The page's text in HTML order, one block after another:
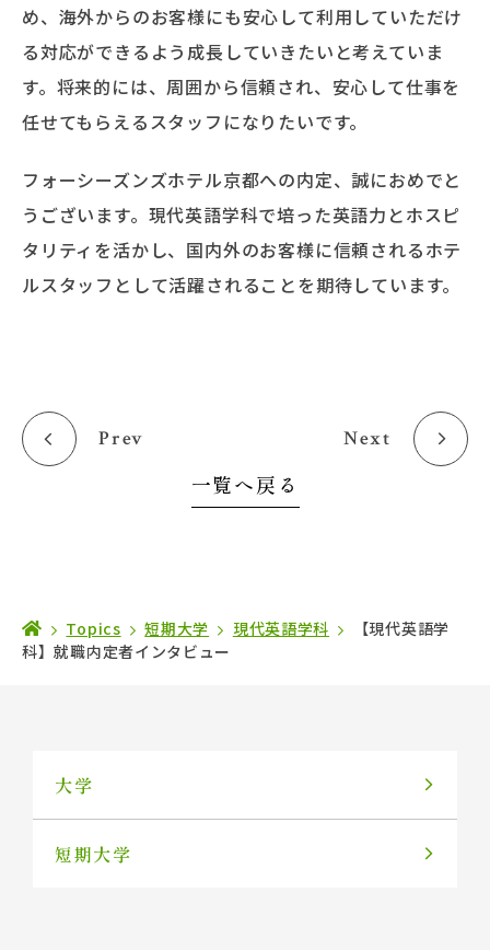
め、海外からのお客様にも安心して利用していただけ
る対応ができるよう成長していきたいと考えていま
す。将来的には、周囲から信頼され、安心して仕事を
任せてもらえるスタッフになりたいです。
フォーシーズンズホテル京都への内定、誠におめでと
うございます。現代英語学科で培った英語力とホスピ
タリティを活かし、国内外のお客様に信頼されるホテ
ルスタッフとして活躍されることを期待しています。
Prev
一覧へ戻る
Next
Topics 短期大学 現代英語学科
【現代英語学
科】就職内定者インタビュー
大学
短期大学